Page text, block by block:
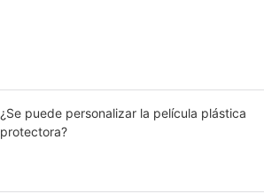
¿Se puede personalizar la película plástica
protectora?